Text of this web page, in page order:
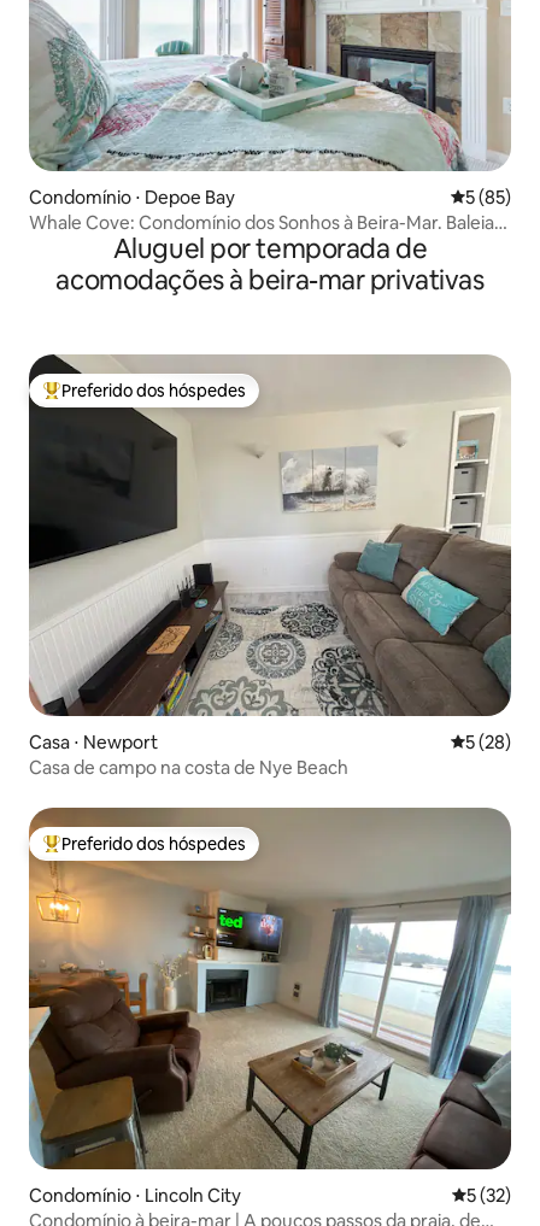
Condomínio ⋅ Depoe Bay 5 de uma
5 (85)
Whale Cove: Condomínio dos Sonhos à Beira-Mar. Baleias
Aluguel por temporada de
acomodações à beira-mar privativas
Entre os melhores preferidos dos hóspedes
Preferido dos hóspedes
Casa ⋅ Newport 5 de uma
5 (28)
Casa de campo na costa de Nye Beach
Entre os melhores preferidos dos hóspedes
Preferido dos hóspedes
Condomínio ⋅ Lincoln City 5 de uma
5 (32)
Condomínio à beira-mar | A poucos passos da praia, de